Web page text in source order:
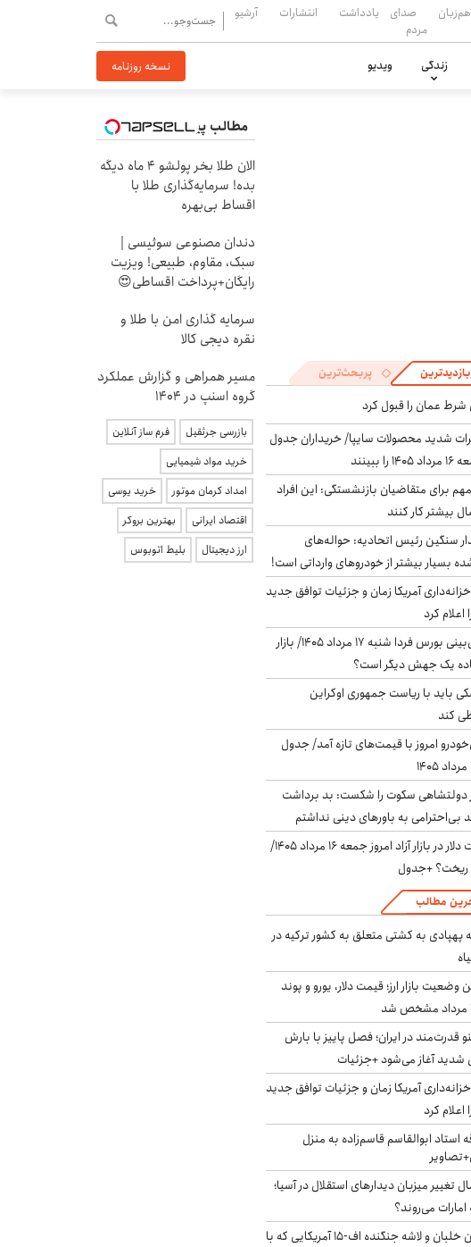
هم‌زبان
صدای
مردم
یادداشت انتشارات آرشیو
زندگی ویدیو نسخه روزنامه
پربحث‌ترین
شرط عمان را قبول کرد
شدید محصولات سایپا/ خریداران جدول
ببینند
برای متقاضیان بازنشستگی: این افراد
سنگین رئیس اتحادیه: حواله‌های
بسیار بیشتر از خودروهای وارداتی است!
آمریکا زمان و جزئیات توافق جدید
اعلام کرد
پیش‌بینی بورس فردا شنبه ۱۷ مرداد ۱۴۰۵/ بازار
یک جهش دیگر است؟
باید با ریاست جمهوری اوکراین
کند
امروز با قیمت‌های تازه آمد/ جدول
سکوت را شکست: بد برداشت
به باورهای دینی نداشتم
قیمت دلار در بازار آزاد امروز جمعه ۱۶ مرداد ۱۴۰۵/
+جدول
مطالب
پهپادی به کشتی متعلق به کشور ترکیه در
وضعیت بازار ارز؛ قیمت دلار، یورو و پوند
قدرت‌مند در ایران؛ فصل پاییز با بارش
شدید آغاز می‌شود +جزئیات
آمریکا زمان و جزئیات توافق جدید
اعلام کرد
استاد ابوالقاسم قاسم‌زاده به منزل
تغییر میزبان دیدارهای استقلال در آسیا؛
امارات می‌روند؟
کابین خلبان و لاشه جنگنده اف-۱۵ آمریکایی که با
مطالب پیشنهادی
الان طلا بخر پولشو 4 ماه دیگه
بده! سرمایه‌گذاری طلا با
اقساط بی‌بهره
دندان مصنوعی سوئیسی |
سبک، مقاوم، طبیعی! ویزیت
رایگان+پرداخت اقساطی😍
سرمایه گذاری امن با طلا و
نقره دیجی کالا
مسیر همراهی و گزارش عملکرد
گروه اسنپ در ۱۴۰۴
بازرسی جرثقیل
فرم ساز آنلاین
خرید مواد شیمیایی
امداد کرمان موتور
خرید یوسی
اقتصاد ایرانی
بهترین بروکر
ارز دیجیتال
بلیط اتوبوس